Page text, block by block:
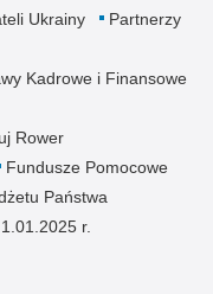
Ukrainy
Partnerzy
Kadrowe i Finansowe
Rower
Fundusze Pomocowe
Państwa
r.